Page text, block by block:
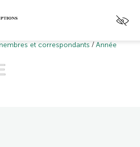
et correspondants /Année